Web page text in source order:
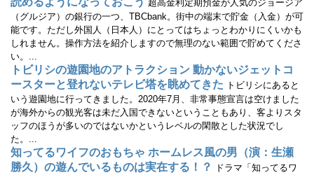
超高金利定期預金が人気のジョージア
（グルジア）の銀行の一つ、TBCbank。街中の端末で貯金（入金）が可
能です。ただし外国人（日本人）にとってはちょっとわかりにくいかも
しれません。操作方法を紹介しますので無理のない範囲で貯めてくださ
い。...
トビリシの遊園地のアトラクション 動かないジェットコ
ースターと登れないテレビ塔を眺めてきた トビリシにあると
いう遊園地に行ってきました。2020年7月、非常事態宣言は空けました
が海外からの観光客は未だ入国できないということもあり、客よりスタ
ッフのほうが多いのではないかというレベルの閑散とした状況でし
た。...
知ってるワイフのおもちゃ ホームレス風の男（演：生瀬
勝久）の遊んでいるものは実在する！？
ドラマ「知ってるワ